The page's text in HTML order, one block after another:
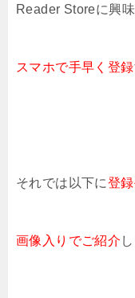
Reader Storeに興
スマホで手早く登録
それでは以下に登
画像入りでご紹介